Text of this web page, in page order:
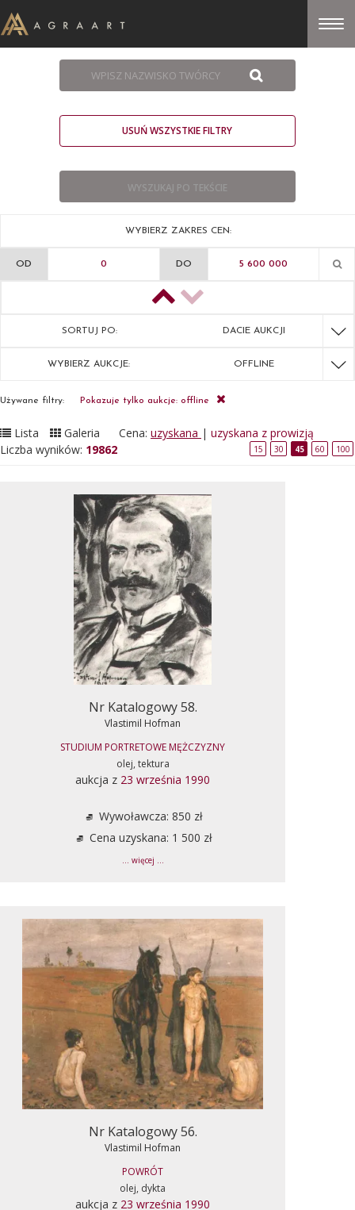
USUŃ WSZYSTKIE FILTRY
WYBIERZ ZAKRES CEN:
OD DO
SORTUJ PO: DACIE AUKCJI
WYBIERZ AUKCJE: OFFLINE
Używane filtry: Pokazuje tylko aukcje: offline
Lista Galeria Cena: uzyskana | uzyskana z prowizją
Liczba wyników: 19862 15 30 45 60 100
Nr Katalogowy 58.
Vlastimil Hofman
STUDIUM PORTRETOWE MĘŻCZYZNY
olej, tektura
aukcja z 23 września 1990
Wywoławcza: 850 zł
Cena uzyskana: 1 500 zł
... więcej ...
Nr Katalogowy 56.
Vlastimil Hofman
POWRÓT
olej, dykta
aukcja z 23 września 1990